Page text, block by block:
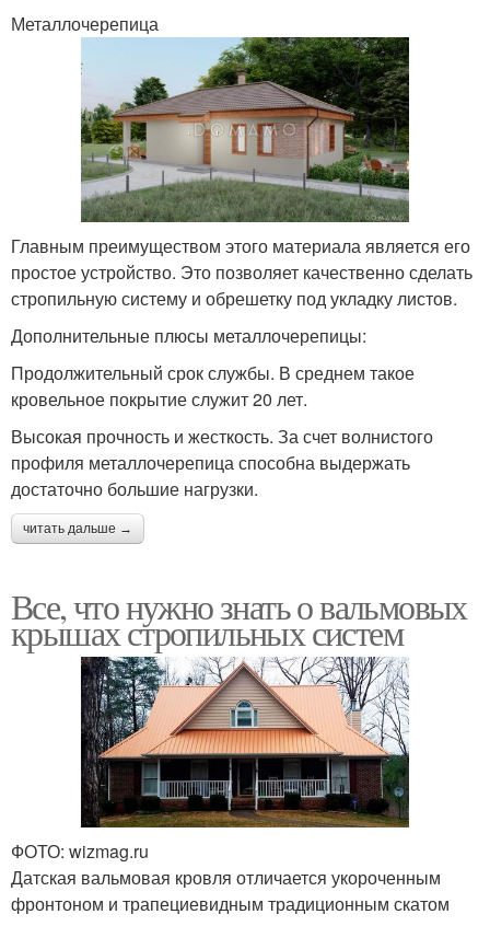
Металлочерепица
Главным преимуществом этого материала является его
простое устройство. Это позволяет качественно сделать
стропильную систему и обрешетку под укладку листов.
Дополнительные плюсы металлочерепицы:
Продолжительный срок службы. В среднем такое
кровельное покрытие служит 20 лет.
Высокая прочность и жесткость. За счет волнистого
профиля металлочерепица способна выдержать
достаточно большие нагрузки.
читать дальше →
Все, что нужно знать о вальмовых
крышах стропильных систем
ФОТО: wizmag.ru
Датская вальмовая кровля отличается укороченным
фронтоном и трапециевидным традиционным скатом